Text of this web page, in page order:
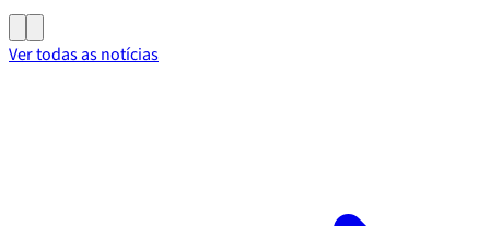
Ver todas as notícias